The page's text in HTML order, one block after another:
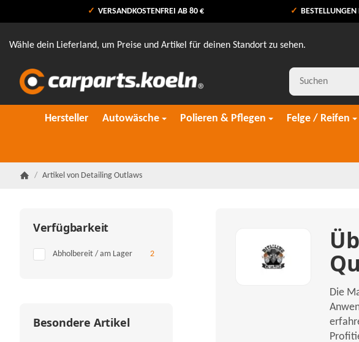
VERSANDKOSTENFREI AB 80 € BESTELLUNGEN
Wähle dein Lieferland, um Preise und Artikel für deinen Standort zu sehen.
Hersteller Autowäsche Polieren & Pflegen Felge / Reifen
/ Artikel von Detailing Outlaws
Die
Verfügbarkeit
Abholbereit / am Lager 2Artikel gefunden
Besondere Artikel